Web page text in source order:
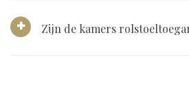
Zijn de kamers